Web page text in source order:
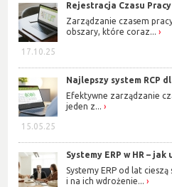
17.10.25
Rejestracja Czasu
Zarządzanie czasem
obszary, które coraz...
15.05.25
Najlepszy system RCP
Efektywne zarządzanie
jeden z...
Systemy ERP w HR – jak
Systemy ERP od lat
i na ich wdrożenie...